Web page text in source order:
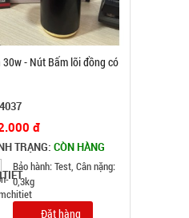
nước vuông Air Cooler
đ
TRẠNG:CÒN HÀNG
Bảo hành: 1T; Cân nặng:
2kg